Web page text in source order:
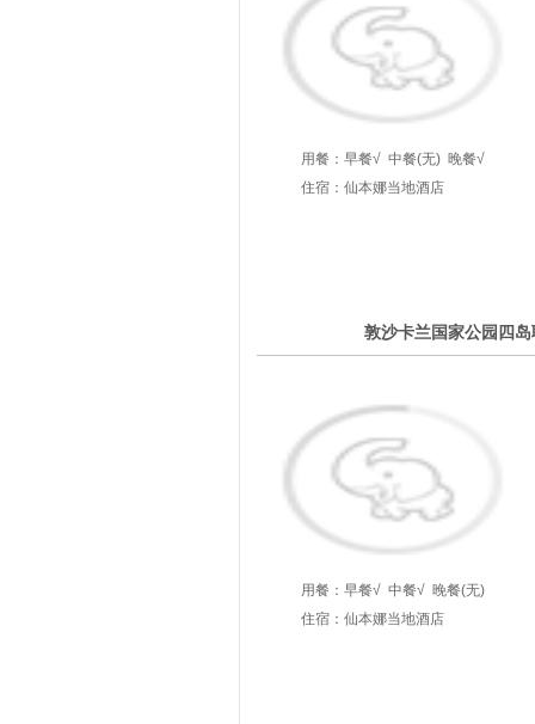
用餐： 早餐√ 中餐(无) 晚餐√
住宿：仙本娜当地酒店
敦沙卡兰国家公园四
用餐： 早餐√ 中餐√ 晚餐(无)
住宿：仙本娜当地酒店